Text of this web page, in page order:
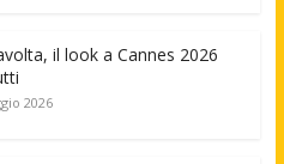
il look a Cannes 2026
2026